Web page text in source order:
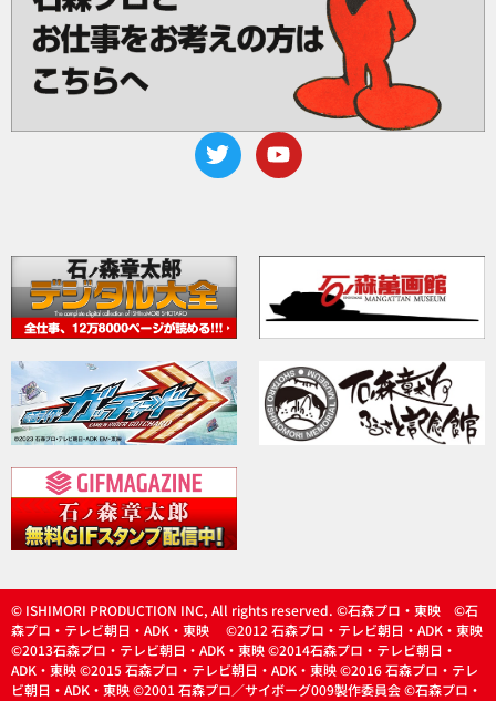
© ISHIMORI PRODUCTION INC, All rights reserved. ©石森プロ・東映 ©石
森プロ・テレビ朝日・ADK・東映 ©2012 石森プロ・テレビ朝日・ADK・東映
©2013石森プロ・テレビ朝日・ADK・東映 ©2014石森プロ・テレビ朝日・
ADK・東映 ©2015 石森プロ・テレビ朝日・ADK・東映 ©2016 石森プロ・テレ
ビ朝日・ADK・東映 ©2001 石森プロ／サイボーグ009製作委員会 ©石森プロ・